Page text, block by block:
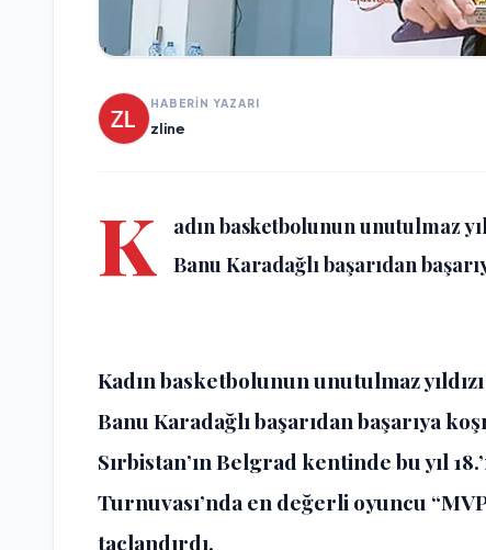
HABERİN YAZARI
zline
K
adın basketbolunun unutulmaz
Banu Karadağlı başarıdan
Kadın basketbolunun unutulmaz
Banu Karadağlı başarıdan başarıya
Sırbistan’ın Belgrad kentinde bu yıl
Turnuvası’nda en değerli oyuncu
taçlandırdı.